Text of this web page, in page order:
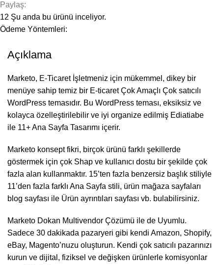
Paylaş:
12 Şu anda bu ürünü inceliyor.
Ödeme Yöntemleri:
Açıklama
Marketo, E-Ticaret İşletmeniz için mükemmel, dikey bir
menüye sahip temiz bir E-ticaret Çok Amaçlı Çok satıcılı
WordPress temasıdır. Bu WordPress teması, eksiksiz ve
kolayca özelleştirilebilir ve iyi organize edilmiş Ediatiabe
ile 11+ Ana Sayfa Tasarımı içerir.
Marketo konsept fikri, birçok ürünü farklı şekillerde
göstermek için çok Shap ve kullanıcı dostu bir şekilde çok
fazla alan kullanmaktır. 15’ten fazla benzersiz başlık stiliyle
11’den fazla farklı Ana Sayfa stili, ürün mağaza sayfaları
blog sayfası ile Ürün ayrıntıları sayfası vb. bulabilirsiniz.
Marketo Dokan Multivendor Çözümü ile de Uyumlu.
Sadece 30 dakikada pazaryeri gibi kendi Amazon, Shopify,
eBay, Magento’nuzu oluşturun. Kendi çok satıcılı pazarınızı
kurun ve dijital, fiziksel ve değişken ürünlerle komisyonlar